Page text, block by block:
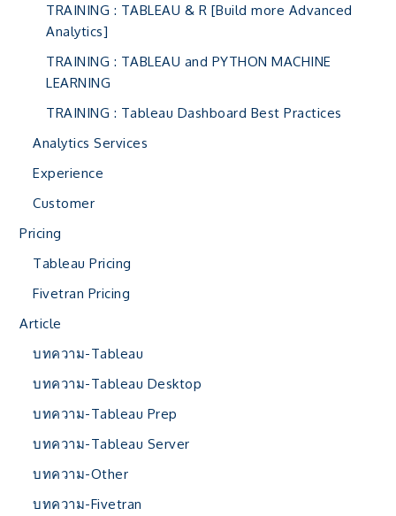
TRAINING : TABLEAU & R [Build more Advanced
Analytics]
TRAINING : TABLEAU and PYTHON MACHINE
LEARNING
TRAINING : Tableau Dashboard Best Practices
Analytics Services
Experience
Customer
Pricing
Tableau Pricing
Fivetran Pricing
Article
บทความ-Tableau
บทความ-Tableau Desktop
บทความ-Tableau Prep
บทความ-Tableau Server
บทความ-Other
บทความ-Fivetran